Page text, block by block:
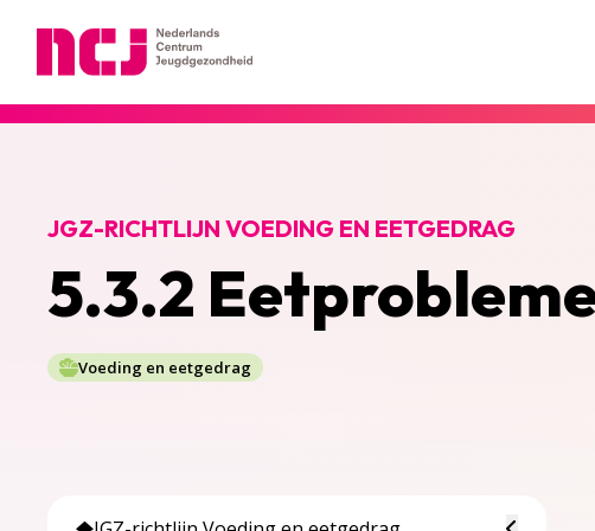
5.3.2
JGZ-RICHTLIJN VOEDING EN EETGEDRAG
Voeding en eetgedrag